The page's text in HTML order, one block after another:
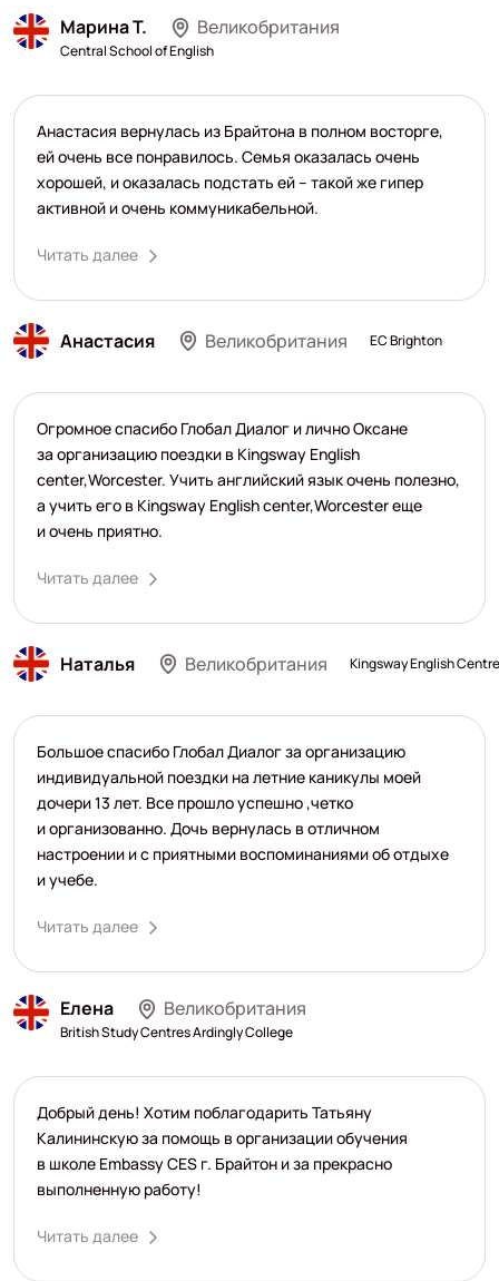
Марина Т. Великобритания
Central School of English
Анастасия Великобритания EC Brighton
Анастасия вернулась из Брайтона в полном восторге,
ей очень все понравилось. Семья оказалась очень
хорошей, и оказалась подстать ей – такой же гипер
активной и очень коммуникабельной.
Читать далее
Наталья Великобритания Kingsway English Centre
Огромное спасибо Глобал Диалог и лично Оксане
за организацию поездки в Kingsway English
center,Worcester. Учить английский язык очень полезно,
а учить его в Kingsway English center,Worcester еще
и очень приятно.
Читать далее
Елена Великобритания
British Study Centres Ardingly College
Большое спасибо Глобал Диалог за организацию
индивидуальной поездки на летние каникулы моей
дочери 13 лет. Все прошло успешно ,четко
и организованно. Дочь вернулась в отличном
настроении и с приятными воспоминаниями об отдыхе
и учебе.
Читать далее
Добрый день! Хотим поблагодарить Татьяну
Калининскую за помощь в организации обучения
в школе Embassy CES г. Брайтон и за прекрасно
выполненную работу!
Читать далее